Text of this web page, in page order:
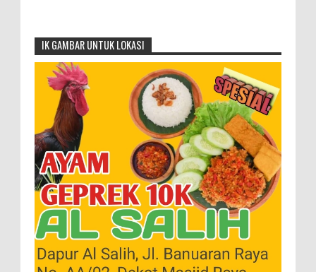
IK GAMBAR UNTUK LOKASI